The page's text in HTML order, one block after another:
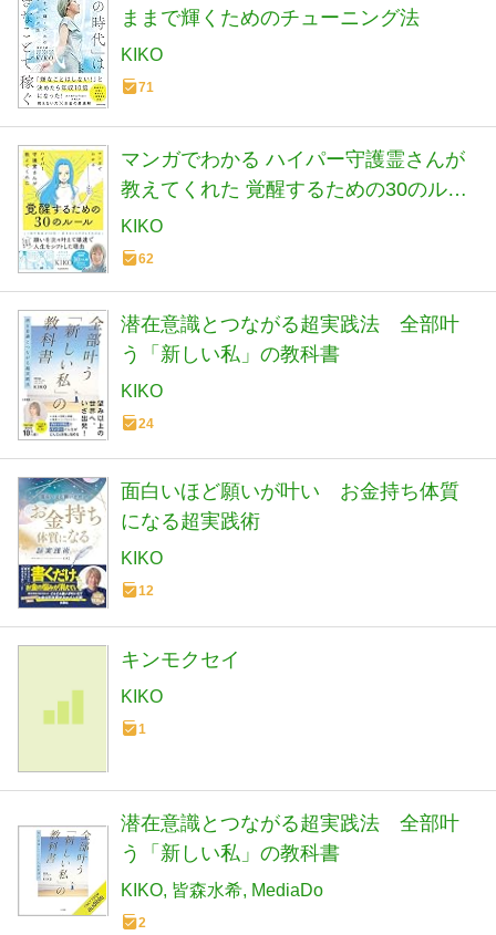
ままで輝くためのチューニング法
KIKO
71
マンガでわかる ハイパー守護霊さんが
教えてくれた 覚醒するための30のルー
ル
KIKO
62
潜在意識とつながる超実践法 全部叶
う「新しい私」の教科書
KIKO
24
面白いほど願いが叶い お金持ち体質
になる超実践術
KIKO
12
キンモクセイ
KIKO
1
潜在意識とつながる超実践法 全部叶
う「新しい私」の教科書
KIKO 皆森水希 MediaDo
2